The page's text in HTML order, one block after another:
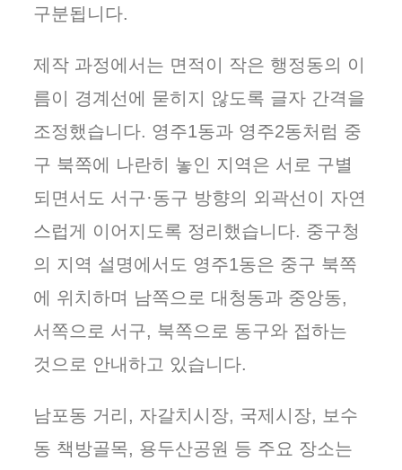
구분됩니다.
제작 과정에서는 면적이 작은 행정동의 이
름이 경계선에 묻히지 않도록 글자 간격을
조정했습니다. 영주1동과 영주2동처럼 중
구 북쪽에 나란히 놓인 지역은 서로 구별
되면서도 서구·동구 방향의 외곽선이 자연
스럽게 이어지도록 정리했습니다. 중구청
의 지역 설명에서도 영주1동은 중구 북쪽
에 위치하며 남쪽으로 대청동과 중앙동,
서쪽으로 서구, 북쪽으로 동구와 접하는
것으로 안내하고 있습니다.
남포동 거리, 자갈치시장, 국제시장, 보수
동 책방골목, 용두산공원 등 주요 장소는